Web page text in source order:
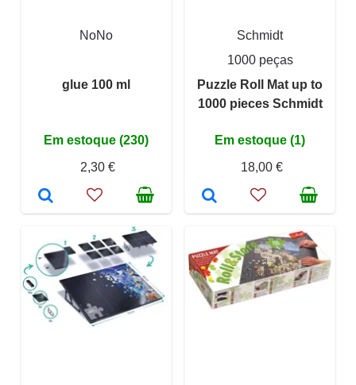
NoNo
glue 100 ml
Em estoque (230)
2,30 €
Schmidt
1000 peças
Puzzle Roll Mat up to
1000 pieces Schmidt
Em estoque (1)
18,00 €